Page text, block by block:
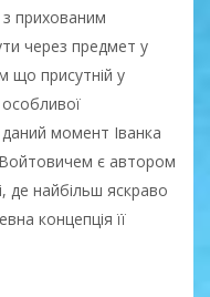
прихованим
через предмет у
що присутній у
особливої
даний момент Іванка
є автором
де найбільш яскраво
концепція її